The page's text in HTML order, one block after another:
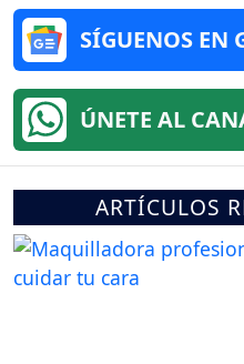
SÍGUENOS EN
ÚNETE AL
ARTÍCULOS